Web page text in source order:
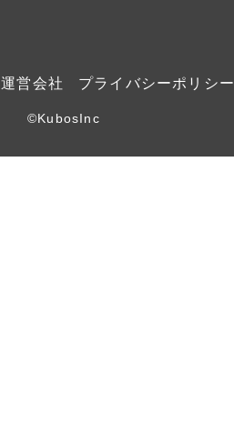
運営会社 プライバシーポリシー
©KubosInc